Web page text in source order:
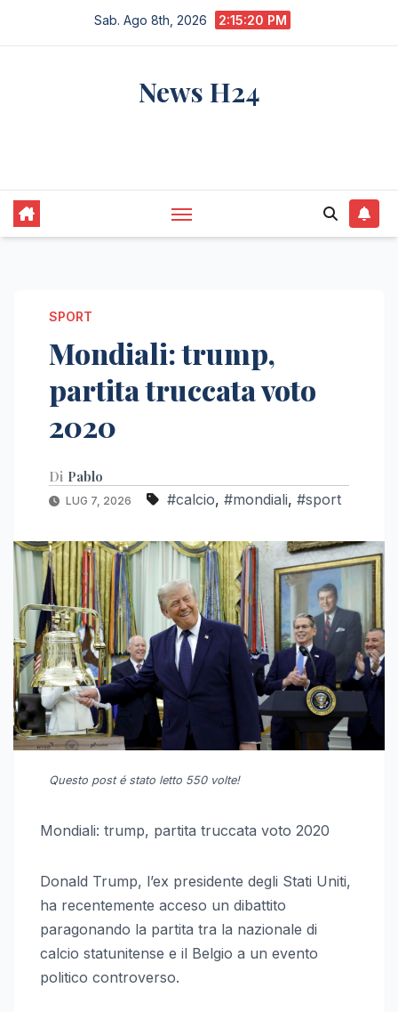
Sab. Ago 8th, 2026 2:15:21 PM
News H24
SPORT
Mondiali: trump,
partita truccata voto
2020
Di Pablo
LUG 7, 2026 #calcio, #mondiali, #sport
Questo post é stato letto 550 volte!
Mondiali: trump, partita truccata voto 2020
Donald Trump, l’ex presidente degli Stati Uniti,
ha recentemente acceso un dibattito
paragonando la partita tra la nazionale di
calcio statunitense e il Belgio a un evento
politico controverso.